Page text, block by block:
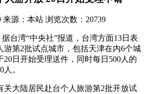
来源：本站 浏览次数：20739
湾“中央社”报道，台湾方面13日表
游第2批试点城市，包括天津在内6个城
20日开始受理送件，同时每日500人的
。
大陆居民赴台个人旅游第2批开放试